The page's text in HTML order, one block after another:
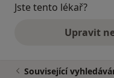
Jste tento lékař?
Upravit
Související